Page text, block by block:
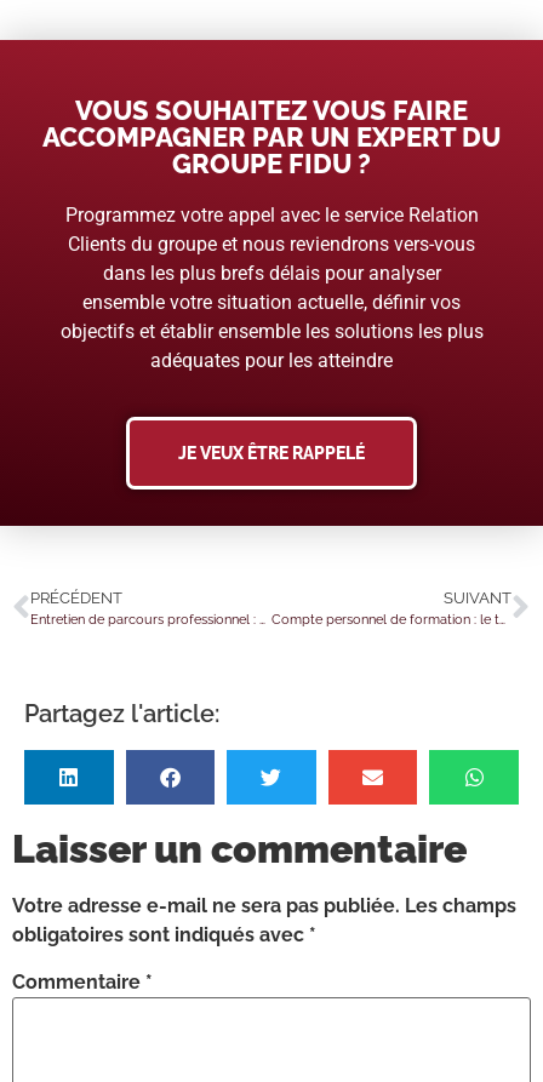
VOUS SOUHAITEZ VOUS FAIRE
ACCOMPAGNER PAR UN EXPERT DU
GROUPE FIDU ?
Programmez votre appel avec le service Relation
Clients du groupe et nous reviendrons vers-vous
dans les plus brefs délais pour analyser
ensemble votre situation actuelle, définir vos
objectifs et établir ensemble les solutions les plus
adéquates pour les atteindre
JE VEUX ÊTRE RAPPELÉ
PRÉCÉDENT
Entretien de parcours professionnel : quelques éclairages utiles…
SUIVANT
Compte personnel de formation : le tour de vis budgétaire est confirmé
Partagez l'article:
Laisser un commentaire
Votre adresse e-mail ne sera pas publiée. Les champs
obligatoires sont indiqués avec *
Commentaire *